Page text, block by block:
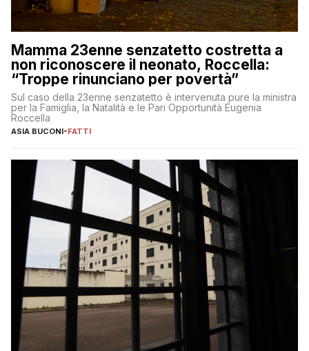
Mamma 23enne senzatetto costretta a
non riconoscere il neonato, Roccella:
“Troppe rinunciano per povertà”
Sul caso della 23enne senzatetto è intervenuta pure la ministra
per la Famiglia, la Natalità e le Pari Opportunità Eugenia
Roccella
ASIA BUCONI-FATTI